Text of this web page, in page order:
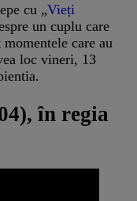
cu „Vieți
un cuplu care
care au
loc vineri, 13
în regia